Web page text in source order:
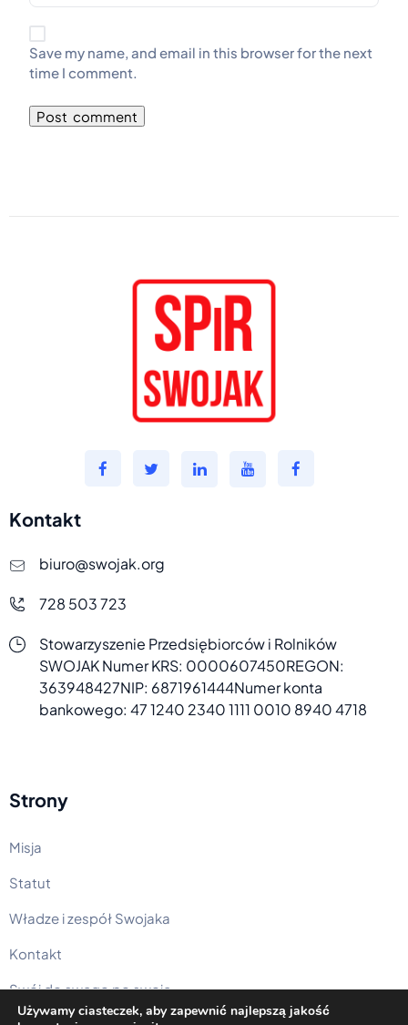
Save my name, and email in this browser for the next
time I comment.
Kontakt
biuro@swojak.org
728 503 723
Stowarzyszenie Przedsiębiorców i Rolników
SWOJAKNumer KRS: 0000607450REGON:
363948427NIP: 6871961444Numer konta
bankowego: 47 1240 2340 1111 0010 8940 4718
Strony
Misja
Statut
Władze i zespół Swojaka
Kontakt
Swój do swego po swoje
Używamy ciasteczek, aby zapewnić najlepszą jakość